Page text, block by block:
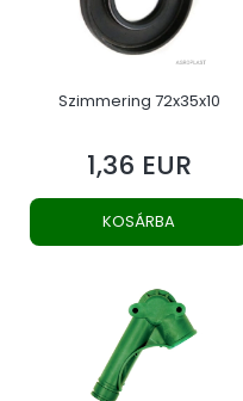
Szimmering 72x35x10
Ár
1,36 EUR
KOSÁRBA